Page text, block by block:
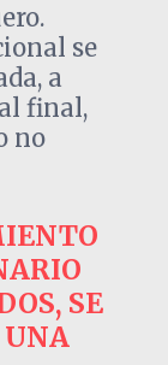
se
a
final,
no
SE
UNA